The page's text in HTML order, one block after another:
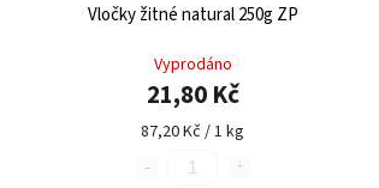
Vločky žitné natural 250g ZP
Vyprodáno
21,80 Kč
87,20 Kč / 1 kg